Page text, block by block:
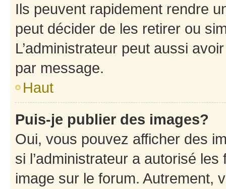
Ils peuvent rapidement rendre
peut décider de les retirer ou
L’administrateur peut aussi
par message.
Haut
Puis-je publier des images?
Oui, vous pouvez afficher des
si l’administrateur a autorisé
image sur le forum. Autrement,